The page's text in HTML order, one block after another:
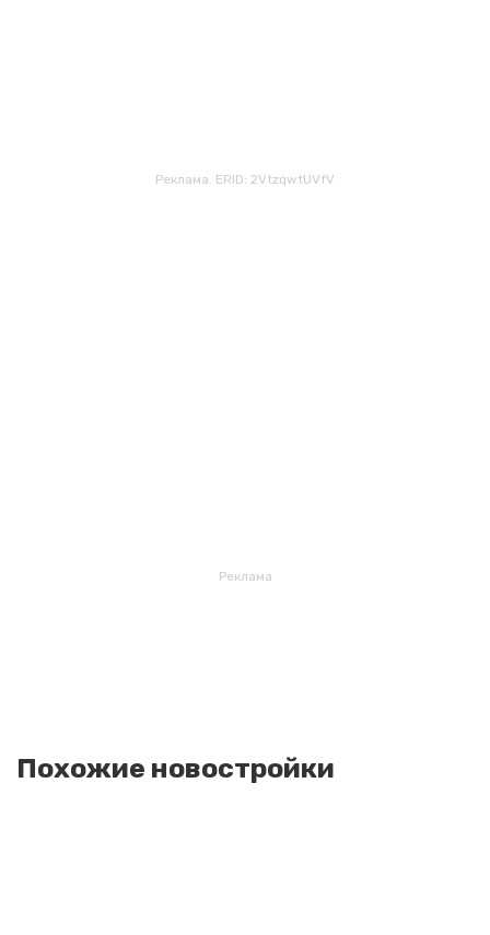
Реклама. ERID: 2VtzqwtUVfV
Реклама
Похожие новостройки